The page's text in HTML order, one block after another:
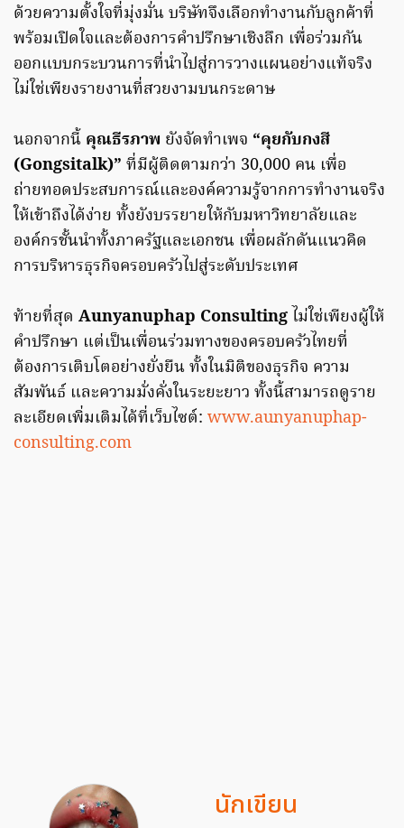
ด้วยความตั้งใจที่มุ่งมั่น บริษัทจึงเลือกทำงานกับลูกค้าที่
พร้อมเปิดใจและต้องการคำปรึกษาเชิงลึก เพื่อร่วมกัน
ออกแบบกระบวนการที่นำไปสู่การวางแผนอย่างแท้จริง
ไม่ใช่เพียงรายงานที่สวยงามบนกระดาษ
นอกจากนี้ คุณธีรภาพ ยังจัดทำเพจ “คุยกับกงสี
(Gongsitalk)” ที่มีผู้ติดตามกว่า 30,000 คน เพื่อ
ถ่ายทอดประสบการณ์และองค์ความรู้จากการทำงานจริง
ให้เข้าถึงได้ง่าย ทั้งยังบรรยายให้กับมหาวิทยาลัยและ
องค์กรชั้นนำทั้งภาครัฐและเอกชน เพื่อผลักดันแนวคิด
การบริหารธุรกิจครอบครัวไปสู่ระดับประเทศ
ท้ายที่สุด Aunyanuphap Consulting ไม่ใช่เพียงผู้ให้
คำปรึกษา แต่เป็นเพื่อนร่วมทางของครอบครัวไทยที่
ต้องการเติบโตอย่างยั่งยืน ทั้งในมิติของธุรกิจ ความ
สัมพันธ์ และความมั่งคั่งในระยะยาว ทั้งนี้สามารถดูราย
ละเอียดเพิ่มเติมได้ที่เว็บไซต์: www.aunyanuphap-
consulting.com
นักเขียน